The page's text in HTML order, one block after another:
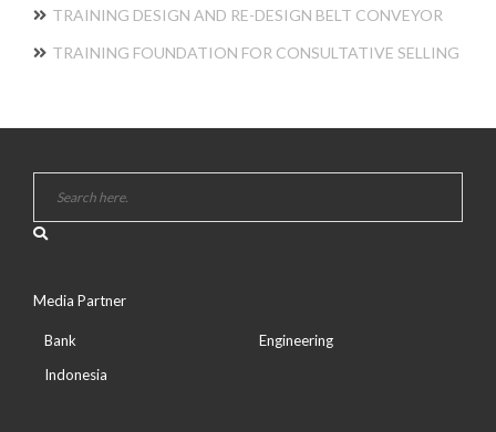
TRAINING DESIGN AND RE-DESIGN BELT CONVEYOR
TRAINING FOUNDATION FOR CONSULTATIVE SELLING
Media Partner
Bank
Indonesia
Engineering